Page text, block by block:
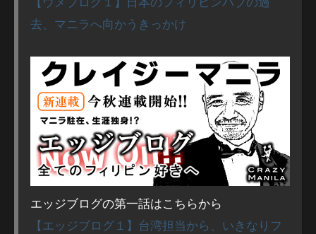
去、マニラへ向かうきっかけ
エッジブログの第一話はこちらから
【エッジブログ１】台湾担当から、いきなりフ